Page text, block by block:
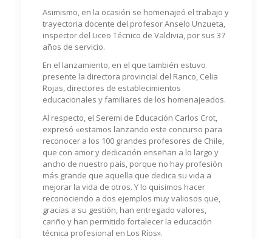
Asimismo, en la ocasión se homenajeó el trabajo y
trayectoria docente del profesor Anselo Unzueta,
inspector del Liceo Técnico de Valdivia, por sus 37
años de servicio.
En el lanzamiento, en el que también estuvo
presente la directora provincial del Ranco, Celia
Rojas, directores de establecimientos
educacionales y familiares de los homenajeados.
Al respecto, el Seremi de Educación Carlos Crot,
expresó «estamos lanzando este concurso para
reconocer a los 100 grandes profesores de Chile,
que con amor y dedicación enseñan a lo largo y
ancho de nuestro país, porque no hay profesión
más grande que aquella que dedica su vida a
mejorar la vida de otros. Y lo quisimos hacer
reconociendo a dos ejemplos muy valiosos que,
gracias a su gestión, han entregado valores,
cariño y han permitido fortalecer la educación
técnica profesional en Los Ríos».